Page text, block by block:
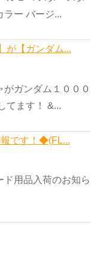
ー バージ...
が【ガンダム...
ガンダム１０００
てます！ &...
です！◆(FL...
ド用品入荷のお知ら